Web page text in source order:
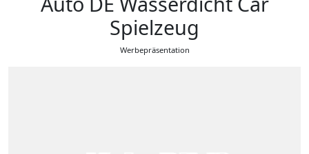
Spielzeug
Werbepräsentation